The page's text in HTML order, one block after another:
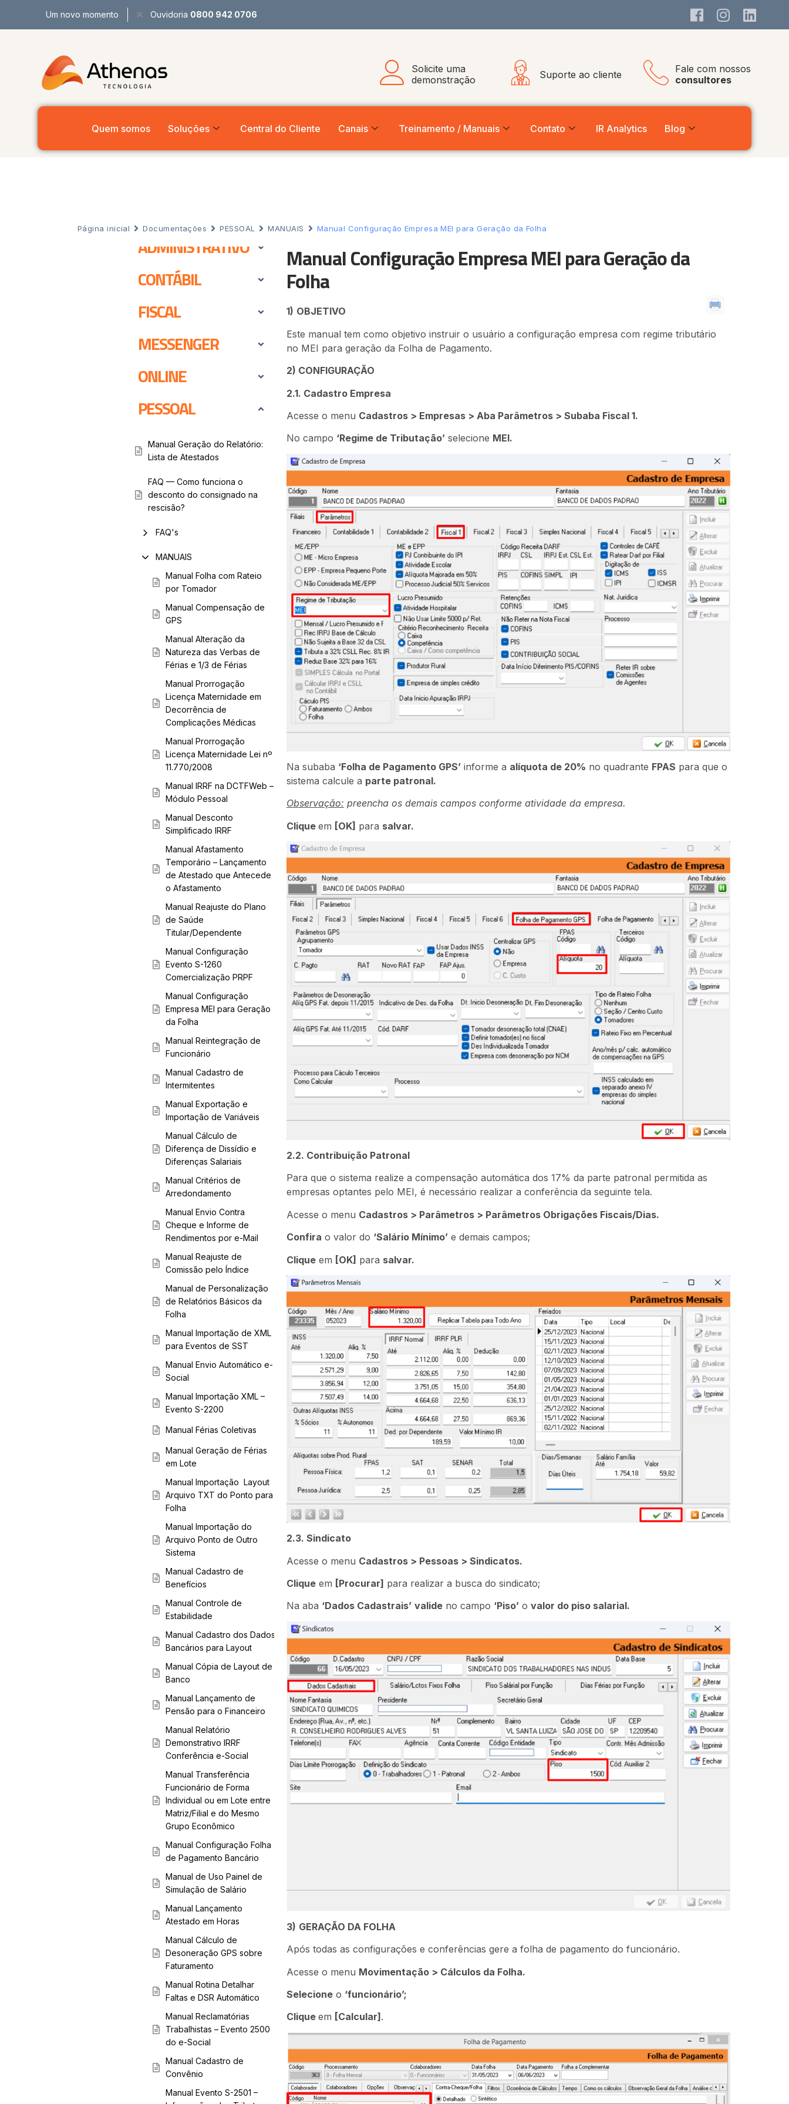
Um novo momento Ouvidoria 0800 942 0706
Solicite uma
demonstração
Suporte ao cliente
Fale com nossos
consultores
Quem somos Soluções Central do Cliente Canais Treinamento / Manuais Contato IR Analytics Blog
Página inicial Documentações PESSOAL MANUAIS Manual Configuração Empresa MEI para Geração da Folha
ADMINISTRATIVO
CONTÁBIL
FISCAL
MESSENGER
ONLINE
PESSOAL
Manual Geração do Relatório:
Lista de Atestados
FAQ — Como funciona o
desconto do consignado na
rescisão?
FAQ's
MANUAIS
Manual Folha com Rateio
por Tomador
Manual Compensação de
GPS
Manual Alteração da
Natureza das Verbas de
Férias e 1/3 de Férias
Manual Prorrogação
Licença Maternidade em
Decorrência de
Complicações Médicas
Manual Prorrogação
Licença Maternidade Lei nº
11.770/2008
Manual IRRF na DCTFWeb –
Módulo Pessoal
Manual Desconto
Simplificado IRRF
Manual Afastamento
Temporário – Lançamento
de Atestado que Antecede
o Afastamento
Manual Reajuste do Plano
de Saúde
Titular/Dependente
Manual Configuração
Evento S-1260
Comercialização PRPF
Manual Configuração
Empresa MEI para Geração
da Folha
Manual Reintegração de
Funcionário
Manual Cadastro de
Intermitentes
Manual Exportação e
Importação de Variáveis
Manual Cálculo de
Diferença de Dissídio e
Diferenças Salariais
Manual Critérios de
Arredondamento
Manual Envio Contra
Cheque e Informe de
Rendimentos por e-Mail
Manual Reajuste de
Comissão pelo Índice
Manual de Personalização
de Relatórios Básicos da
Folha
Manual Importação de XML
para Eventos de SST
Manual Envio Automático e-
Social
Manual Importação XML –
Evento S-2200
Manual Férias Coletivas
Manual Geração de Férias
em Lote
Manual Importação Layout
Arquivo TXT do Ponto para
Folha
Manual Importação do
Arquivo Ponto de Outro
Sistema
Manual Cadastro de
Benefícios
Manual Controle de
Estabilidade
Manual Cadastro dos Dados
Bancários para Layout
Manual Cópia de Layout de
Banco
Manual Lançamento de
Pensão para o Financeiro
Manual Relatório
Demonstrativo IRRF
Conferência e-Social
Manual Transferência
Funcionário de Forma
Individual ou em Lote entre
Matriz/Filial e do Mesmo
Grupo Econômico
Manual Configuração Folha
de Pagamento Bancário
Manual de Uso Painel de
Simulação de Salário
Manual Lançamento
Atestado em Horas
Manual Cálculo de
Desoneração GPS sobre
Faturamento
Manual Rotina Detalhar
Faltas e DSR Automático
Manual Reclamatórias
Trabalhistas – Evento 2500
do e-Social
Manual Cadastro de
Convênio
Manual Evento S-2501 –
Manual Configuração Empresa MEI para Geração da
Folha
1) OBJETIVO
Este manual tem como objetivo instruir o usuário a configuração empresa com regime tributário
no MEI para geração da Folha de Pagamento.
2) CONFIGURAÇÃO
2.1. Cadastro Empresa
Acesse o menu Cadastros > Empresas > Aba Parâmetros > Subaba Fiscal 1.
No campo ‘Regime de Tributação’selecione MEI.
Na subaba ‘Folha de Pagamento GPS’informe a alíquota de 20% no quadrante FPAS para que o
sistema calcule a parte patronal.
Observação: preencha os demais campos conforme atividade da empresa.
Clique em [OK] para salvar.
2.2. Contribuição Patronal
Para que o sistema realize a compensação automática dos 17% da parte patronal permitida as
empresas optantes pelo MEI, é necessário realizar a conferência da seguinte tela.
Acesse o menu Cadastros > Parâmetros > Parâmetros Obrigações Fiscais/Dias.
Confira o valor do ‘Salário Mínimo’e demais campos;
Cliqueem [OK] para salvar.
2.3. Sindicato
Acesse o menu Cadastros > Pessoas > Sindicatos.
Cliqueem [Procurar] para realizar a busca do sindicato;
Na aba ‘Dados Cadastrais’ valideno campo ‘Piso’o valor do piso salarial.
3) GERAÇÃO DA FOLHA
Após todas as configurações e conferências gere a folha de pagamento do funcionário.
Acesse o menu Movimentação > Cálculos da Folha.
Selecioneo ‘funcionário’;
Clique em [Calcular] .